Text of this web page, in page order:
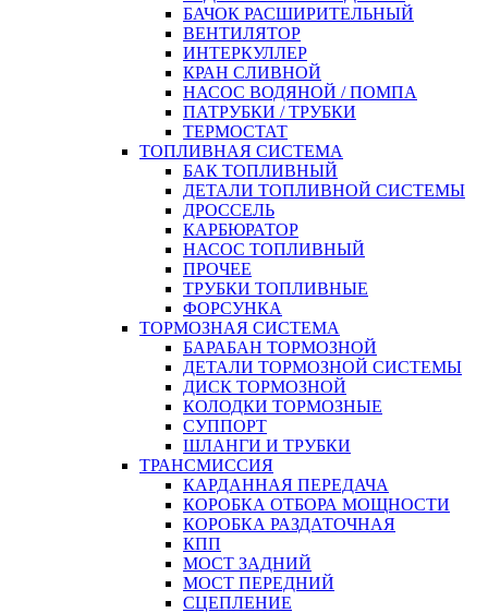
БАЧОК РАСШИРИТЕЛЬНЫЙ
ВЕНТИЛЯТОР
ИНТЕРКУЛЛЕР
КРАН СЛИВНОЙ
НАСОС ВОДЯНОЙ / ПОМПА
ПАТРУБКИ / ТРУБКИ
ТЕРМОСТАТ
ТОПЛИВНАЯ СИСТЕМА
БАК ТОПЛИВНЫЙ
ДЕТАЛИ ТОПЛИВНОЙ СИСТЕМЫ
ДРОССЕЛЬ
КАРБЮРАТОР
НАСОС ТОПЛИВНЫЙ
ПРОЧЕЕ
ТРУБКИ ТОПЛИВНЫЕ
ФОРСУНКА
ТОРМОЗНАЯ СИСТЕМА
БАРАБАН ТОРМОЗНОЙ
ДЕТАЛИ ТОРМОЗНОЙ СИСТЕМЫ
ДИСК ТОРМОЗНОЙ
КОЛОДКИ ТОРМОЗНЫЕ
СУППОРТ
ШЛАНГИ И ТРУБКИ
ТРАНСМИССИЯ
КАРДАННАЯ ПЕРЕДАЧА
КОРОБКА ОТБОРА МОЩНОСТИ
КОРОБКА РАЗДАТОЧНАЯ
КПП
МОСТ ЗАДНИЙ
МОСТ ПЕРЕДНИЙ
СЦЕПЛЕНИЕ